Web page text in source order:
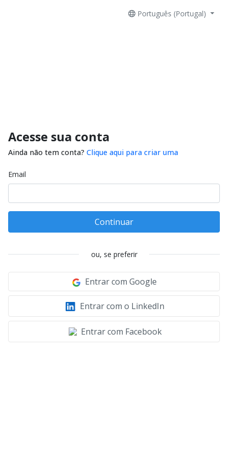
Português (Portugal)
Acesse sua conta
Ainda não tem conta? Clique aqui para criar uma
Email
Continuar
ou, se preferir
Entrar com Google
Entrar com o LinkedIn
Entrar com Facebook